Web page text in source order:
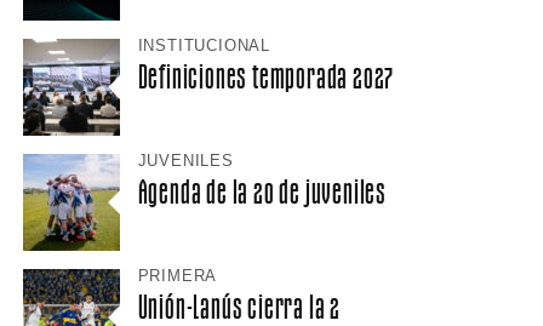
INSTITUCIONAL
Definiciones temporada 2027
JUVENILES
Agenda de la 20 de juveniles
PRIMERA
Unión-Lanús cierra la 2